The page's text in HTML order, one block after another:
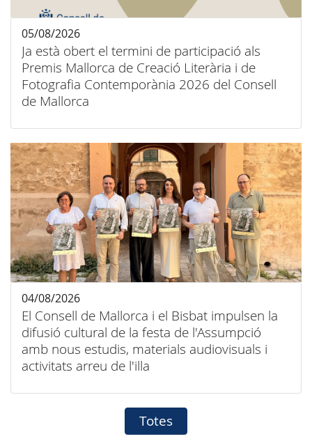
Ja està obert el termini de participació als
Premis Mallorca de Creació Literària i de
Fotografia Contemporània 2026 del Consell
de Mallorca
05/08/2026
El Consell de Mallorca i el Bisbat impulsen la
difusió cultural de la festa de l'Assumpció
amb nous estudis, materials audiovisuals i
activitats arreu de l'illa
04/08/2026
Totes